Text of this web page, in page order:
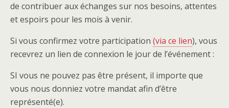
de contribuer aux échanges sur nos besoins, attentes
et espoirs pour les mois à venir.
Si vous confirmez votre participation (via ce lien), vous
recevrez un lien de connexion le jour de l’événement :
SI vous ne pouvez pas être présent, il importe que
vous nous donniez votre mandat afin d’être
représenté(e).